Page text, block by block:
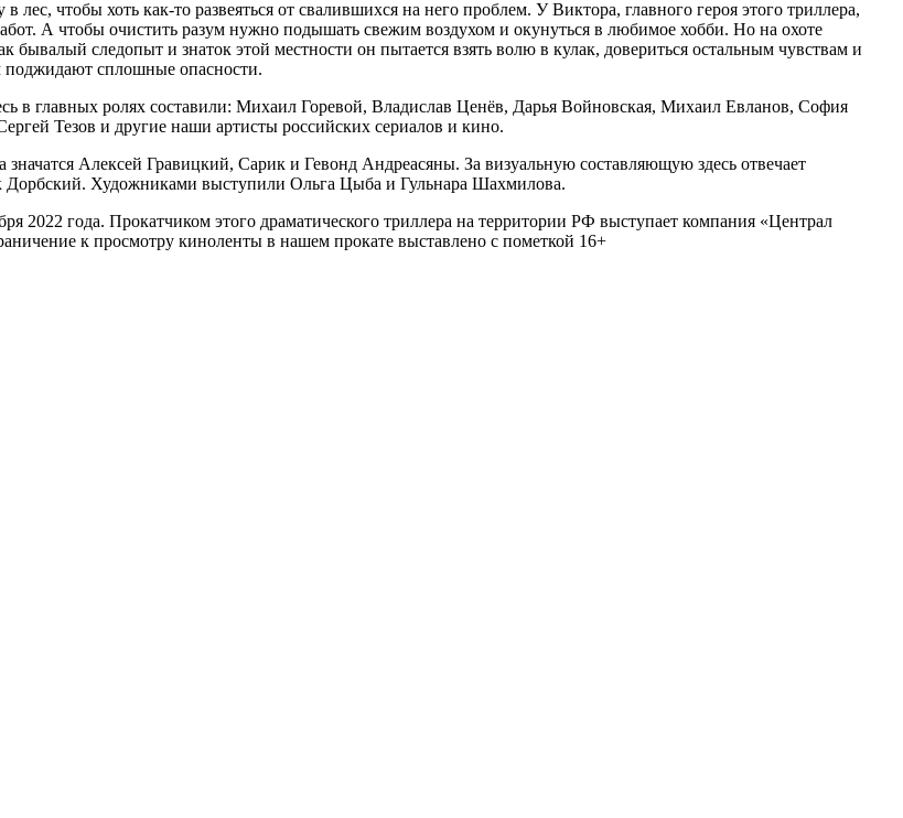
чтобы хоть как-то развеяться от свалившихся на него проблем. У Виктора, главного героя этого триллера,
А чтобы очистить разум нужно подышать свежим воздухом и окунуться в любимое хобби. Но на охоте
бывалый следопыт и знаток этой местности он пытается взять волю в кулак, довериться остальным чувствам и
поджидают сплошные опасности.
в главных ролях составили: Михаил Горевой, Владислав Ценёв, Дарья Войновская, Михаил Евланов, София
Тезов и другие наши артисты российских сериалов и кино.
Алексей Гравицкий, Сарик и Гевонд Андреасяны. За визуальную составляющую здесь отвечает
Художниками выступили Ольга Цыба и Гульнара Шахмилова.
2022 года. Прокатчиком этого драматического триллера на территории РФ выступает компания «Централ
к просмотру киноленты в нашем прокате выставлено с пометкой 16+